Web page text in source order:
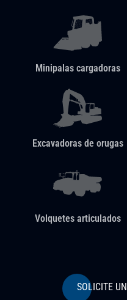
Minipalas cargadoras
Excavadoras de orugas
Volquetes articulados
SOLICITE